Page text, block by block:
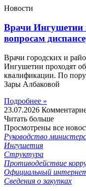
Новости
Врачи
вопросам
Врачи городских и
Ингушетии проходят
квалификации. По
Зары Албаковой
Подробнее »
23.07.2026
Читать больше
Просмотрены все
Руководство
Ингушетия
Структура
Противодействие
Официальный
Сведения о закупках